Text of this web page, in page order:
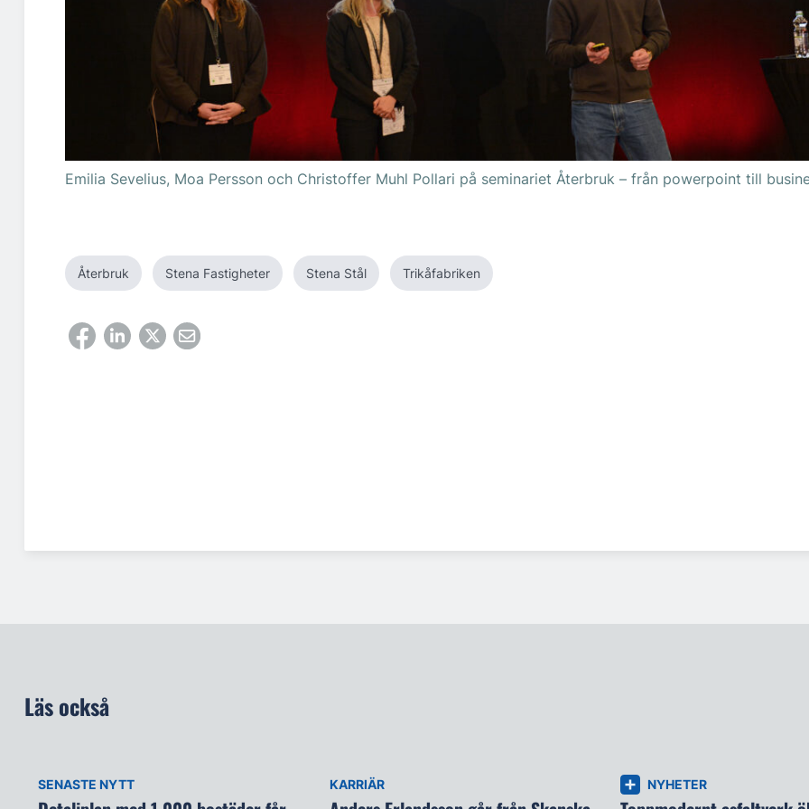
Emilia Sevelius, Moa Persson och Christoffer Muhl Pollari på seminariet Återbruk – från powerpoint till
Återbruk Stena Fastigheter Stena Stål Trikåfabriken
Läs också
SENASTE NYTT KARRIÄR NYHETER